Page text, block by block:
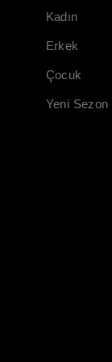
Kadın
Erkek
Çocuk
Yeni Sezon